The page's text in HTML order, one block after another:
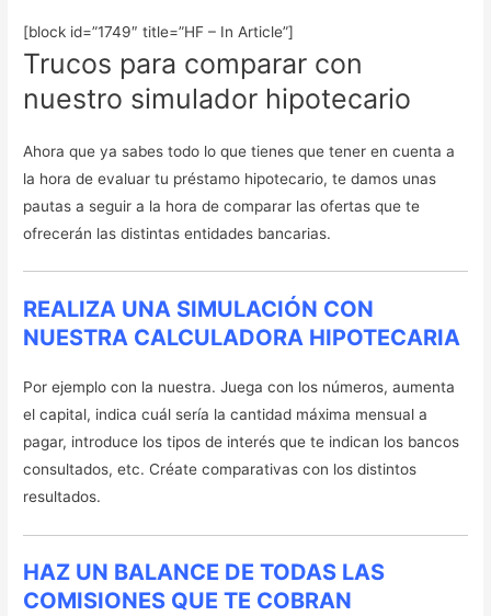
[block id=”1749″ title=”HF – In Article”]
Trucos para comparar con
nuestro simulador hipotecario
Ahora que ya sabes todo lo que tienes que tener en cuenta a
la hora de evaluar tu préstamo hipotecario, te damos unas
pautas a seguir a la hora de comparar las ofertas que te
ofrecerán las distintas entidades bancarias.
REALIZA UNA SIMULACIÓN CON
NUESTRA CALCULADORA HIPOTECARIA
Por ejemplo con la nuestra. Juega con los números, aumenta
el capital, indica cuál sería la cantidad máxima mensual a
pagar, introduce los tipos de interés que te indican los bancos
consultados, etc. Créate comparativas con los distintos
resultados.
HAZ UN BALANCE DE TODAS LAS
COMISIONES QUE TE COBRAN